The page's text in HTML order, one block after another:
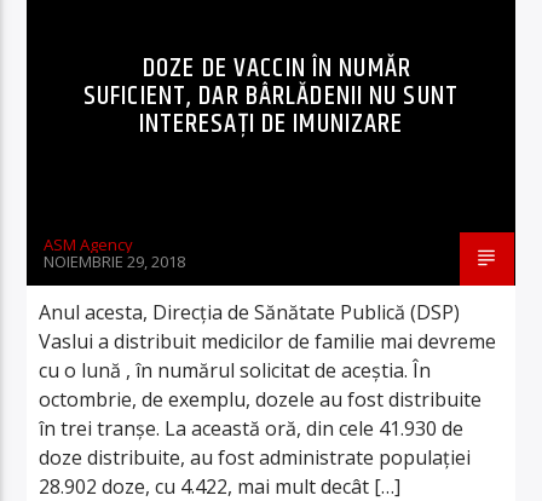
DOZE DE VACCIN ÎN NUMĂR
SUFICIENT, DAR BÂRLĂDENII NU SUNT
INTERESAȚI DE IMUNIZARE
ASM Agency
NOIEMBRIE 29, 2018
Anul acesta, Direcția de Sănătate Publică (DSP)
Vaslui a distribuit medicilor de familie mai devreme
cu o lună , în numărul solicitat de aceștia. În
octombrie, de exemplu, dozele au fost distribuite
în trei tranșe. La această oră, din cele 41.930 de
doze distribuite, au fost administrate populației
28.902 doze, cu 4.422, mai mult decât […]